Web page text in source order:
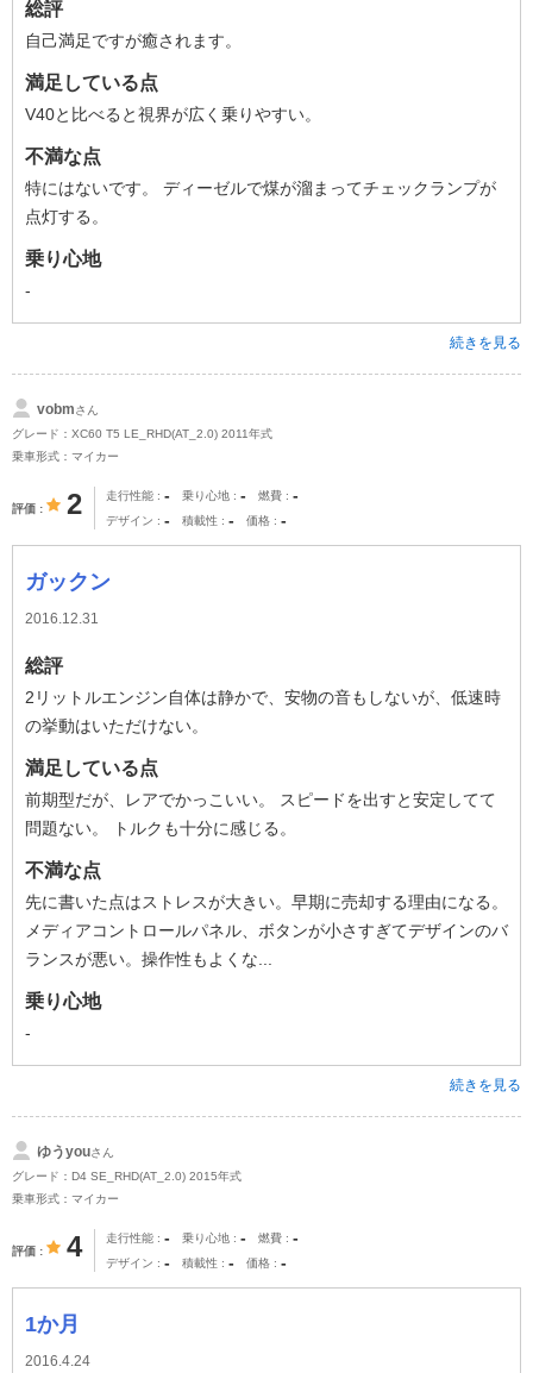
総評
自己満足ですが癒されます。
満足している点
V40と比べると視界が広く乗りやすい。
不満な点
特にはないです。 ディーゼルで煤が溜まってチェックランプが
点灯する。
乗り心地
-
続きを見る
vobmさん
グレード：XC60 T5 LE_RHD(AT_2.0) 2011年式
乗車形式：マイカー
評価 2 走行性能 - 乗り心地 - 燃費 -
デザイン - 積載性 - 価格 -
ガックン
2016.12.31
総評
2リットルエンジン自体は静かで、安物の音もしないが、低速時
の挙動はいただけない。
満足している点
前期型だが、レアでかっこいい。 スピードを出すと安定してて
問題ない。 トルクも十分に感じる。
不満な点
先に書いた点はストレスが大きい。早期に売却する理由になる。
メディアコントロールパネル、ボタンが小さすぎてデザインのバ
ランスが悪い。操作性もよくな...
乗り心地
-
続きを見る
ゆうyouさん
グレード：D4 SE_RHD(AT_2.0) 2015年式
乗車形式：マイカー
評価 4 走行性能 - 乗り心地 - 燃費 -
デザイン - 積載性 - 価格 -
1か月
2016.4.24